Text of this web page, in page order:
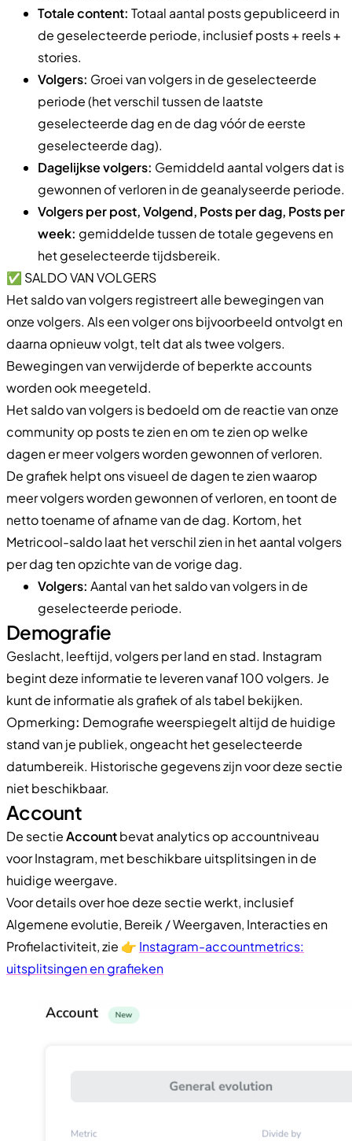
Totale content: Totaal aantal posts gepubliceerd in
de geselecteerde periode, inclusief posts + reels +
stories.
Volgers: Groei van volgers in de geselecteerde
periode (het verschil tussen de laatste
geselecteerde dag en de dag vóór de eerste
geselecteerde dag).
Dagelijkse volgers: Gemiddeld aantal volgers dat is
gewonnen of verloren in de geanalyseerde periode.
Volgers per post, Volgend, Posts per dag, Posts per
week: gemiddelde tussen de totale gegevens en
het geselecteerde tijdsbereik.
✅ SALDO VAN VOLGERS
Het saldo van volgers registreert alle bewegingen van
onze volgers. Als een volger ons bijvoorbeeld ontvolgt en
daarna opnieuw volgt, telt dat als twee volgers.
Bewegingen van verwijderde of beperkte accounts
worden ook meegeteld.
Het saldo van volgers is bedoeld om de reactie van onze
community op posts te zien en om te zien op welke
dagen er meer volgers worden gewonnen of verloren.
De grafiek helpt ons visueel de dagen te zien waarop
meer volgers worden gewonnen of verloren, en toont de
netto toename of afname van de dag. Kortom, het
Metricool-saldo laat het verschil zien in het aantal volgers
per dag ten opzichte van de vorige dag.
Volgers: Aantal van het saldo van volgers in de
geselecteerde periode.
Demografie
Geslacht, leeftijd, volgers per land en stad. Instagram
begint deze informatie te leveren vanaf 100 volgers. Je
kunt de informatie als grafiek of als tabel bekijken.
Opmerking: Demografie weerspiegelt altijd de huidige
stand van je publiek, ongeacht het geselecteerde
datumbereik. Historische gegevens zijn voor deze sectie
niet beschikbaar.
Account
De sectieAccountbevat analytics op accountniveau
voor Instagram, met beschikbare uitsplitsingen in de
huidige weergave.
Voor details over hoe deze sectie werkt, inclusief
Algemene evolutie, Bereik / Weergaven, Interacties en
Profielactiviteit, zie 👉 Instagram-accountmetrics:
uitsplitsingen en grafieken